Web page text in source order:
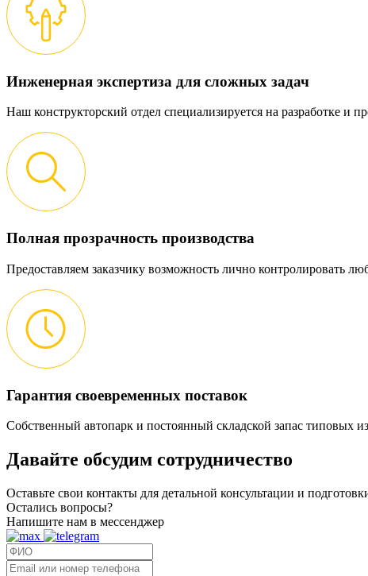
Инженерная экспертиза для сложных задач
Наш конструкторский отдел специализируется на разработке
Полная прозрачность производства
Предоставляем заказчику возможность лично контролировать
Гарантия своевременных поставок
Собственный автопарк и постоянный складской запас типовых
Давайте обсудим сотрудничество
Оставьте свои контакты для детальной консультации и
Остались вопросы?
Напишите нам в мессенджер